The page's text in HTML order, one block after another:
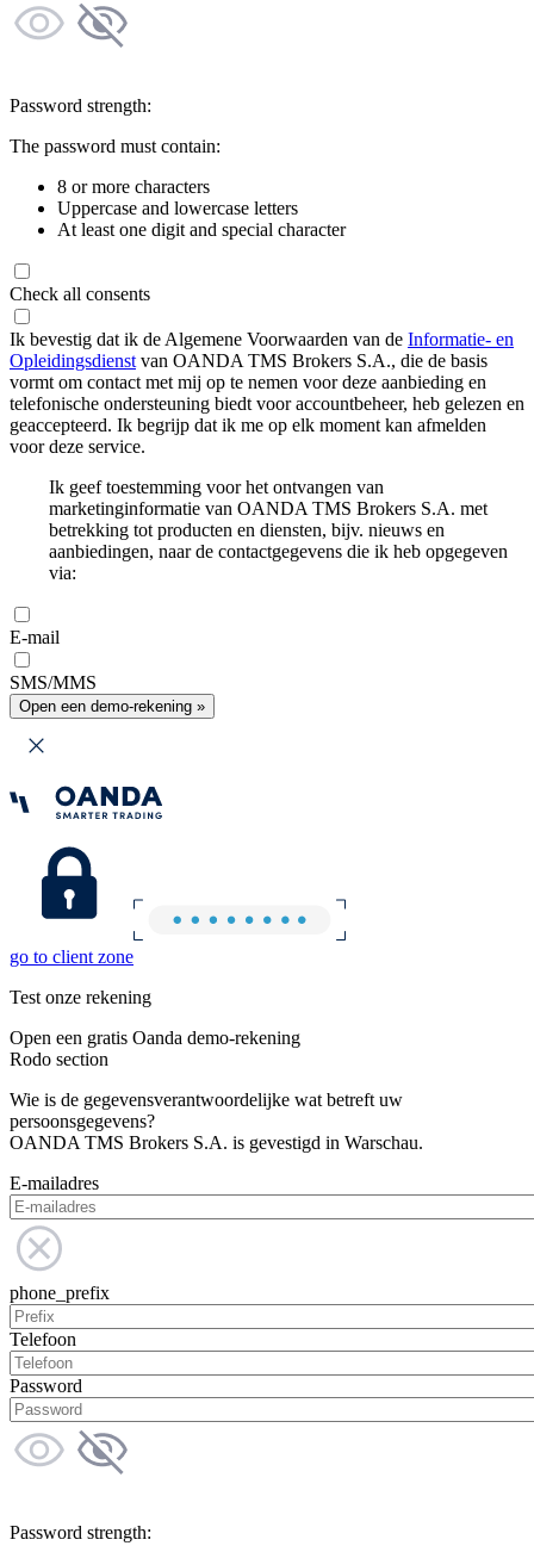
Password strength:
The password must contain:
8 or more characters
Uppercase and lowercase letters
At least one digit and special character
Check all consents
Ik bevestig dat ik de Algemene Voorwaarden van de Informatie- en
Opleidingsdienst van OANDA TMS Brokers S.A., die de basis
vormt om contact met mij op te nemen voor deze aanbieding en
telefonische ondersteuning biedt voor accountbeheer, heb gelezen en
geaccepteerd. Ik begrijp dat ik me op elk moment kan afmelden
voor deze service.
Ik geef toestemming voor het ontvangen van
marketinginformatie van OANDA TMS Brokers S.A. met
betrekking tot producten en diensten, bijv. nieuws en
aanbiedingen, naar de contactgegevens die ik heb opgegeven
via:
E-mail
SMS/MMS
Open een demo-rekening »
go to client zone
Test onze rekening
Open een gratis Oanda demo-rekening
Rodo section
Wie is de gegevensverantwoordelijke wat betreft uw
persoonsgegevens?
OANDA TMS Brokers S.A. is gevestigd in Warschau.
E-mailadres
phone_prefix
Telefoon
Password
Password strength: